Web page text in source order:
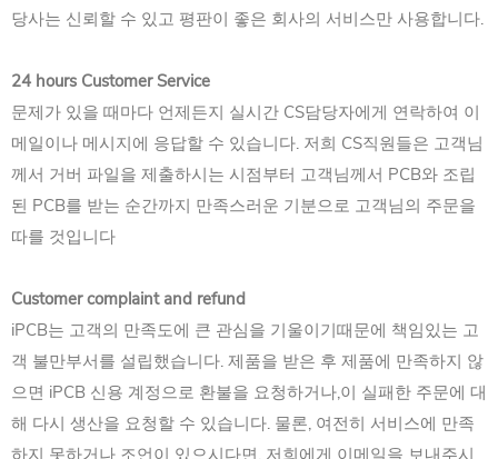
당사는 신뢰할 수 있고 평판이 좋은 회사의 서비스만 사용합니다.
24 hours Customer Service
문제가 있을 때마다 언제든지 실시간 CS담당자에게 연락하여 이
메일이나 메시지에 응답할 수 있습니다. 저희 CS직원들은 고객님
께서 거버 파일을 제출하시는 시점부터 고객님께서 PCB와 조립
된 PCB를 받는 순간까지 만족스러운 기분으로 고객님의 주문을
따를 것입니다
Customer complaint and refund
iPCB는 고객의 만족도에 큰 관심을 기울이기때문에 책임있는 고
객 불만부서를 설립했습니다. 제품을 받은 후 제품에 만족하지 않
으면 iPCB 신용 계정으로 환불을 요청하거나,이 실패한 주문에 대
해 다시 생산을 요청할 수 있습니다. 물론, 여전히 서비스에 만족
하지 못하거나 조언이 있으시다면, 저희에게 이메일을 보내주시